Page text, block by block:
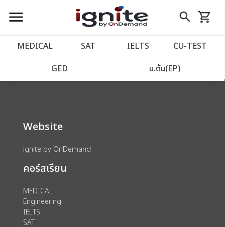
close
account_balance หน้าแรก
เว็บไซต์อิกไนท์
import_contacts วางแผนการเรียน
account_circle เข้าสู่ระบบ
assignment ลงทะเบียน
menu search
Skip
to
shopping_cart
รถเข็น
MEDICAL SAT IELTS CU‑TEST
GED ม.ต้น(EP)
We could not find anything for 80001863
Website
ignite by OnDemand
คอร์สเรียน
MEDICAL
Engineering
IELTS
SAT